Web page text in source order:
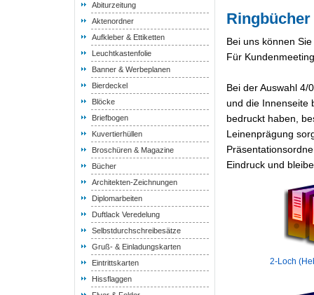
Abiturzeitung
Aktenordner
Aufkleber & Ettiketten
Leuchtkastenfolie
Banner & Werbeplanen
Bierdeckel
Blöcke
Briefbogen
Kuvertierhüllen
Broschüren & Magazine
Bücher
Architekten-Zeichnungen
Diplomarbeiten
Duftlack Veredelung
Selbstdurchschreibesätze
Gruß- & Einladungskarten
Eintrittskarten
Hissflaggen
Bei uns können
Für
Bei der Auswahl 4/
und die Innenseite
bedruckt haben,
Leinenprägung
Eindruck und
2-Loch